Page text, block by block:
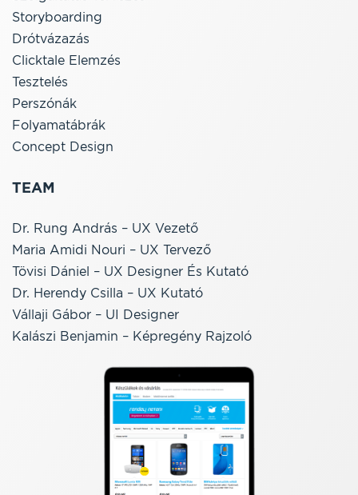
Storyboarding
Drótvázazás
Clicktale Elemzés
Tesztelés
Perszónák
Folyamatábrák
Concept Design
TEAM
Dr. Rung András – UX Vezető
Maria Amidi Nouri – UX Tervező
Tövisi Dániel – UX Designer És Kutató
Dr. Herendy Csilla – UX Kutató
Vállaji Gábor – UI Designer
Kalászi Benjamin – Képregény Rajzoló